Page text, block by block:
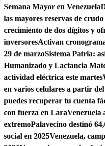
Semana Mayor en Venezuela
las mayores reservas de
crecimiento de dos dígitos y
inversoresActivan
29 de marzoSistema Patria:
Humanizado y Lactancia
actividad eléctrica este martes
en varios celulares a partir
puedes recuperar tu cuenta
con fuerza en LaraVenezuela
extremoPalavecino destinó
social en 2025Venezuela,